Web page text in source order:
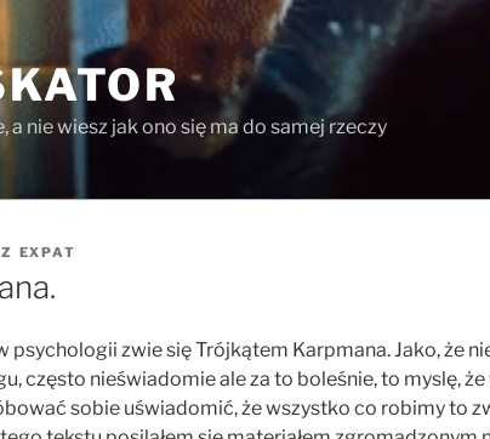
nie wiesz jak ono się ma do samej rzeczy
EXPAT
psychologii zwie się Trójkątem Karpmana. Jako, że
często nieświadomie ale za to boleśnie, to myslę,
sobie uświadomić, że wszystko co robimy to